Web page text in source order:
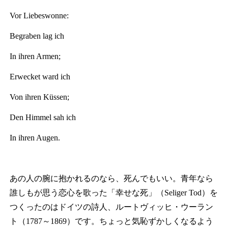
Vor Liebeswonne:
Begraben lag ich
In ihren Armen;
Erwecket ward ich
Von ihren Küssen;
Den Himmel sah ich
In ihren Augen.
あの人の腕に抱かれるのなら、死んでもいい。青年なら
誰しもが思う恋心を歌った「幸せな死」（Seliger Tod）を
つくったのはドイツの詩人、ルートヴィッヒ・ウーラン
ト（1787～1869）です。ちょっと気恥ずかしくなるよう